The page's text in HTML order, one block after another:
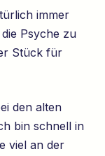
immer
Psyche zu
Stück für
den alten
bin schnell in
viel an der